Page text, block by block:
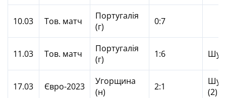
10.03 Тов. матч
Португалія
(г)
0:7
11.03 Тов. матч
Португалія
(г)
1:6
17.03 Євро-2023
Угорщина
(н)
2:1
(2)